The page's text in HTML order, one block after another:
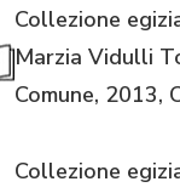
Collezione
Marzia Vidulli
Comune, 2013,
Collezione